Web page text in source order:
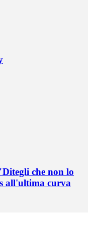
che non lo
all'ultima curva